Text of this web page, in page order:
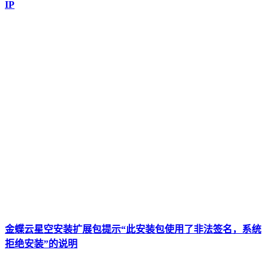
IP
金蝶云星空安装扩展包提示“此安装包使用了非法签名，系统
拒绝安装”的说明